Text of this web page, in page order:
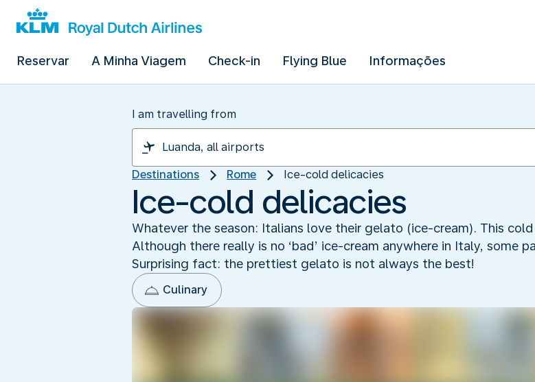
Reservar A Minha Viagem Check-in Flying Blue Informações
I am travelling from
Destinations Rome Ice-cold delicacies
Ice-cold delicacies
Whatever the season: Italians love their gelato (ice-cream). This
Although there really is no ‘bad’ ice-cream anywhere in Italy, some
Surprising fact: the prettiest gelato is not always the best!
Culinary